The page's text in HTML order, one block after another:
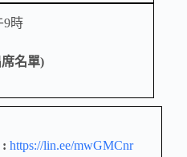
9時
名單)
:https://lin.ee/mwGMCnr